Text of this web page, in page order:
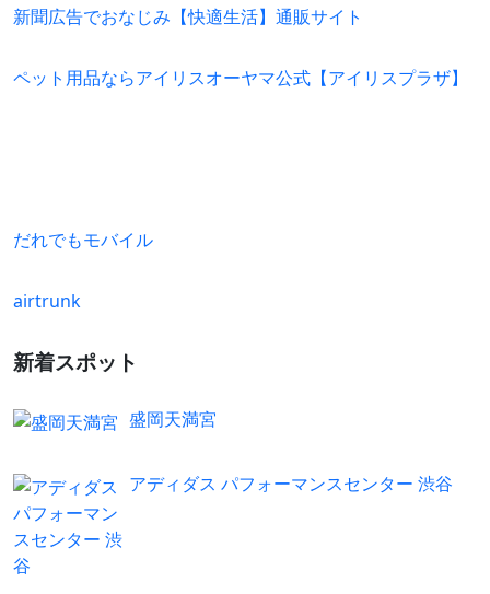
新聞広告でおなじみ【快適生活】通販サイト
ペット用品ならアイリスオーヤマ公式【アイリスプラザ】
だれでもモバイル
airtrunk
新着スポット
盛岡天満宮
アディダス パフォーマンスセンター 渋谷